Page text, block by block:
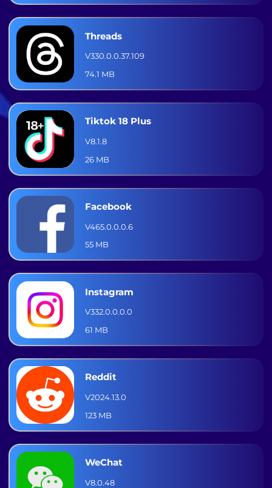
Threads
V330.0.0.37.109
74.1 MB
Tiktok 18 Plus
V8.1.8
26 MB
Facebook
V465.0.0.0.6
55 MB
Instagram
V332.0.0.0.0
61 MB
Reddit
V2024.13.0
123 MB
WeChat
V8.0.48